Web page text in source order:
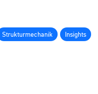
Strukturmechanik Insights